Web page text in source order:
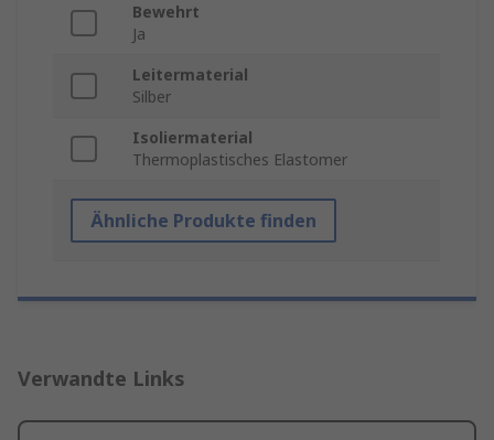
Bewehrt
Ja
Leitermaterial
Silber
Isoliermaterial
Thermoplastisches Elastomer
Ähnliche Produkte finden
Verwandte Links